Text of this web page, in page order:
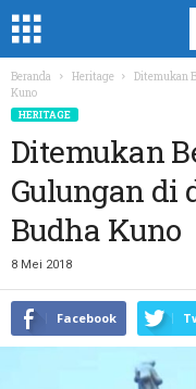
Beranda Heritage
Ditemukan
Kuno
HERITAGE
Ditemukan
Gulungan di
Budha Kuno
8 Mei 2018
Facebook